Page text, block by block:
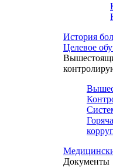
История
Целевое
Документы